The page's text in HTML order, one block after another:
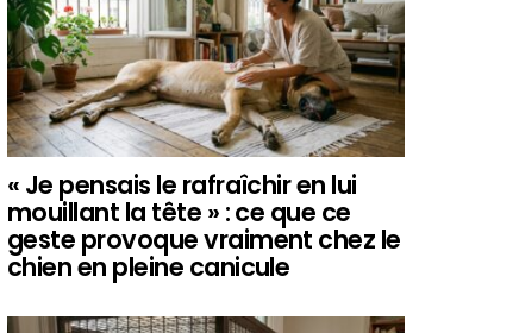
« Je pensais le rafraîchir en lui
mouillant la tête » : ce que ce
geste provoque vraiment chez le
chien en pleine canicule